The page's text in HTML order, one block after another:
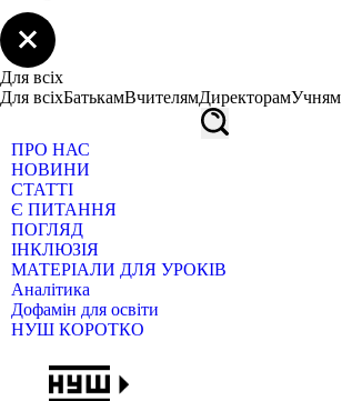
Для всіх
Для всіхБатькамВчителямДиректорамУчням
ПРО НАС
НОВИНИ
СТАТТІ
Є ПИТАННЯ
ПОГЛЯД
ІНКЛЮЗІЯ
МАТЕРІАЛИ ДЛЯ УРОКІВ
Аналітика
Дофамін для освіти
НУШ КОРОТКО